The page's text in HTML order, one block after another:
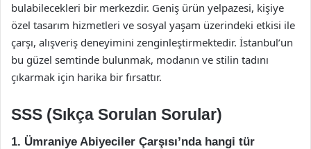
bulabilecekleri bir merkezdir. Geniş ürün yelpazesi, kişiye
özel tasarım hizmetleri ve sosyal yaşam üzerindeki etkisi ile
çarşı, alışveriş deneyimini zenginleştirmektedir. İstanbul’un
bu güzel semtinde bulunmak, modanın ve stilin tadını
çıkarmak için harika bir fırsattır.
SSS (Sıkça Sorulan Sorular)
1. Ümraniye Abiyeciler Çarşısı’nda hangi tür